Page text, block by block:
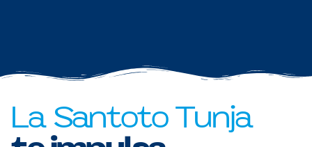
La Santoto Tunja